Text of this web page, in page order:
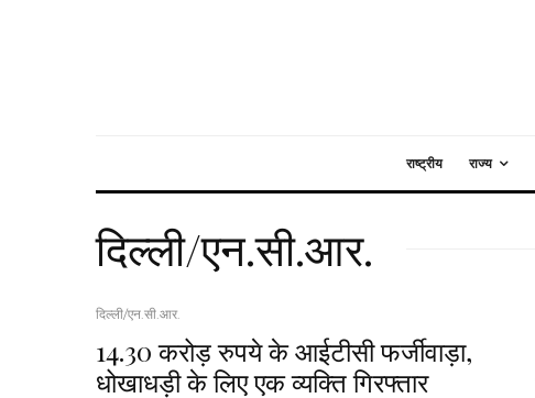
राष्ट्रीय राज्य
दिल्ली/एन.सी.आर.
दिल्ली/एन.सी.आर.
14.30 करोड़ रुपये के आईटीसी फर्जीवाड़ा,
धोखाधड़ी के लिए एक व्यक्ति गिरफ्तार